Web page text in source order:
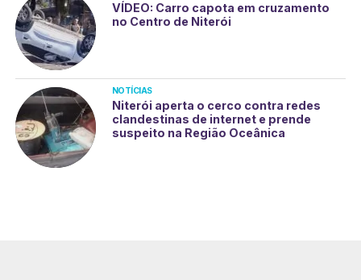
VÍDEO: Carro capota em cruzamento
no Centro de Niterói
NOTÍCIAS
Niterói aperta o cerco contra redes
clandestinas de internet e prende
suspeito na Região Oceânica